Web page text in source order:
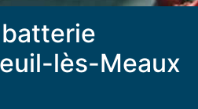
lès-Meaux